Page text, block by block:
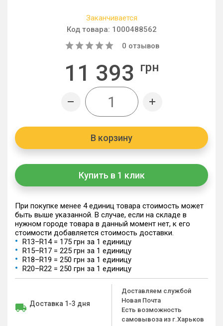
Заканчивается
Код товара: 1000488562
0 отзывов
11 393 грн
В корзину
Купить в 1 клик
При покупке менее 4 единиц товара стоимость может
быть выше указанной. В случае, если на складе в
нужном городе товара в данный момент нет, к его
стоимости добавляется стоимость доставки.
R13–R14 = 175 грн за 1 единицу
R15–R17 = 225 грн за 1 единицу
R18–R19 = 250 грн за 1 единицу
R20–R22 = 250 грн за 1 единицу
Доставка 1-3 дня
Доставляем службой
Новая Почта
Есть возможность
самовывоза из г.Харьков